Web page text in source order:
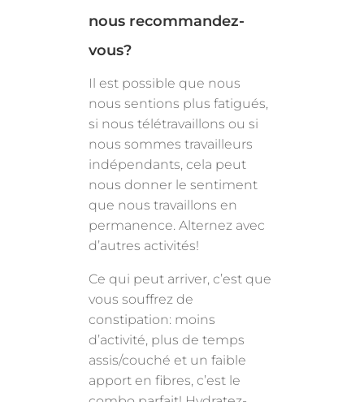
nous recommandez-
vous?
Il est possible que nous
nous sentions plus fatigués,
si nous télétravaillons ou si
nous sommes travailleurs
indépendants, cela peut
nous donner le sentiment
que nous travaillons en
permanence. Alternez avec
d’autres activités!
Ce qui peut arriver, c’est que
vous souffrez de
constipation: moins
d’activité, plus de temps
assis/couché et un faible
apport en fibres, c’est le